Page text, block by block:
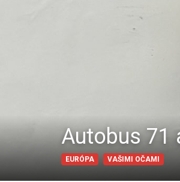
Autobus 71
EURÓPA VAŠIMI OČAMI